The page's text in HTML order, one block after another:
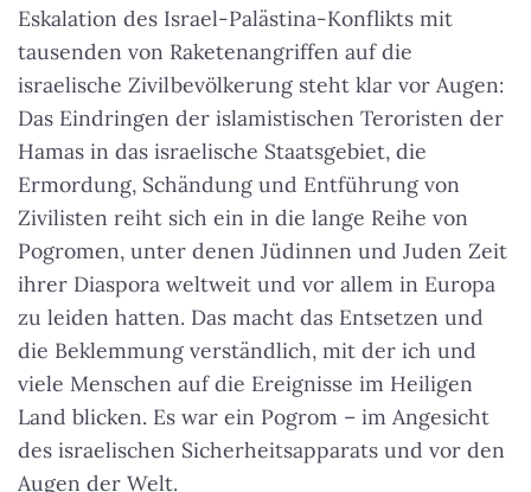
Eskalation des Israel-Palästina-Konflikts mit
tausenden von Raketenangriffen auf die
israelische Zivilbevölkerung steht klar vor Augen:
Das Eindringen der islamistischen Teroristen der
Hamas in das israelische Staatsgebiet, die
Ermordung, Schändung und Entführung von
Zivilisten reiht sich ein in die lange Reihe von
Pogromen, unter denen Jüdinnen und Juden Zeit
ihrer Diaspora weltweit und vor allem in Europa
zu leiden hatten. Das macht das Entsetzen und
die Beklemmung verständlich, mit der ich und
viele Menschen auf die Ereignisse im Heiligen
Land blicken. Es war ein Pogrom – im Angesicht
des israelischen Sicherheitsapparats und vor den
Augen der Welt.